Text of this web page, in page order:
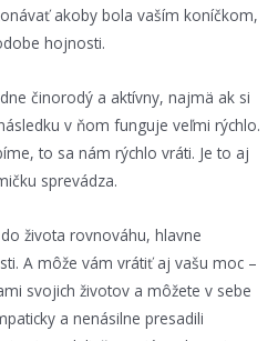
akoby bola vaším koníčkom,
hojnosti.
činorodý a aktívny, najmä ak si
v ňom funguje veľmi rýchlo.
to sa nám rýchlo vráti. Je to aj
sprevádza.
života rovnováhu, hlavne
A môže vám vrátiť aj vašu moc –
svojich životov a môžete v sebe
a nenásilne presadili